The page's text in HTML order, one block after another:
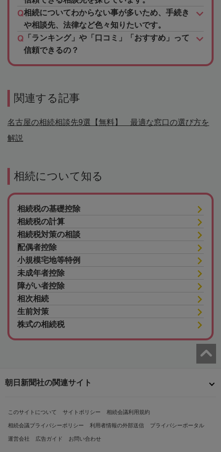
相続についてわからない事が多いため、手続き
や相談先、法律など色々知りたいです。
「ランキング」や「口コミ」「おすすめ」って
信頼できるの？
関連する記事
名古屋の相続相談先9選【無料】 最適な窓口の選び方を
解説
相続について知る
相続税の基礎控除
相続税の計算
相続税対策の相談
配偶者控除
小規模宅地等特例
未成年者控除
障がい者控除
相次相続
生前対策
株式の相続税
朝日新聞社の関連サイト
このサイトについて サイトポリシー 相続会議利用規約
相続会議プライバシーポリシー 利用者情報の外部送信 プライバシーポータル
運営会社 広告ガイド お問い合わせ